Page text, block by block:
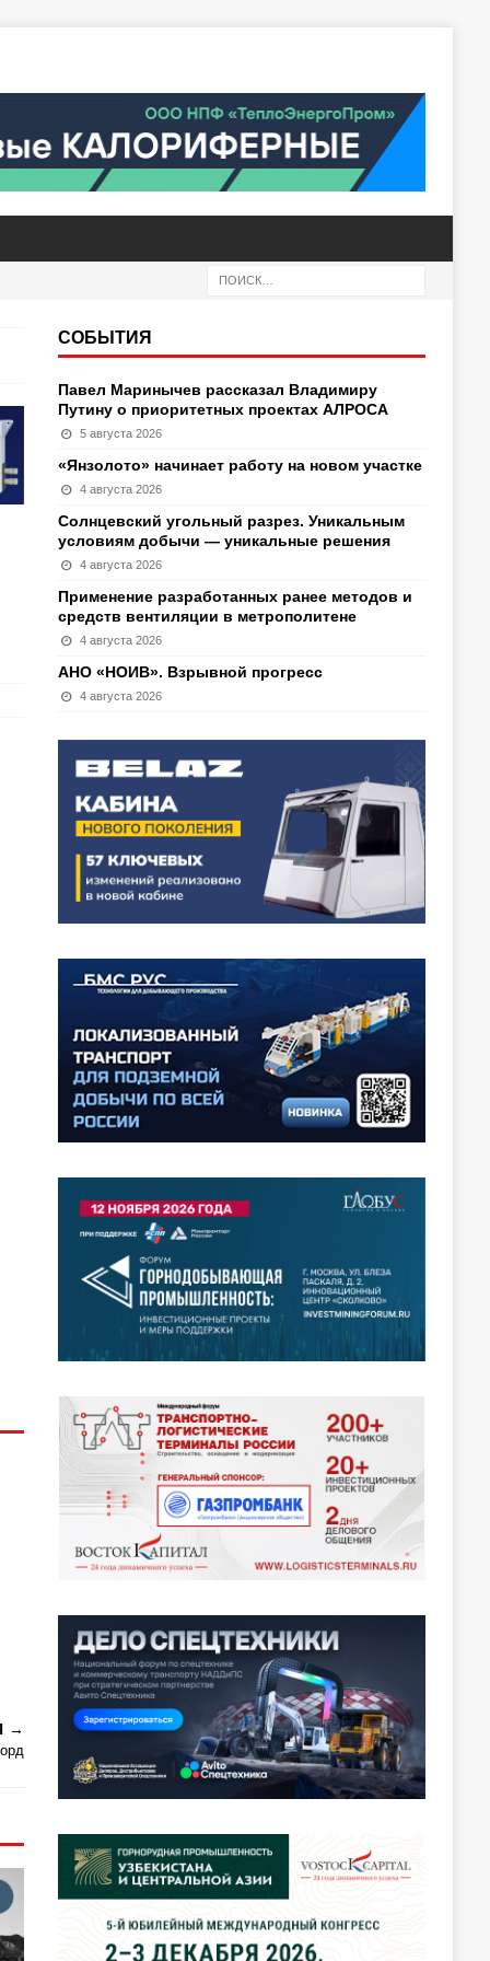
СОБЫТИЯ
Павел Маринычев рассказал Владимиру
Путину о приоритетных проектах АЛРОСА
5 августа 2026
«Янзолото» начинает работу на новом участке
4 августа 2026
Солнцевский угольный разрез. Уникальным
условиям добычи — уникальные решения
4 августа 2026
Применение разработанных ранее методов и
средств вентиляции в метрополитене
4 августа 2026
АНО «НОИВ». Взрывной прогресс
4 августа 2026